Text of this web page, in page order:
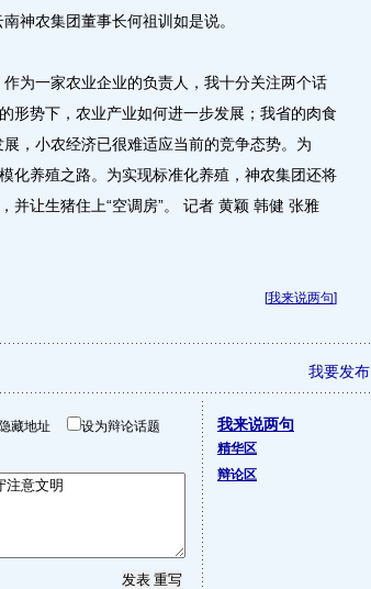
神农集团董事长何祖训如是说。
一家农业企业的负责人，我十分关注两个话
形势下，农业产业如何进一步发展；我省的肉食
，小农经济已很难适应当前的竞争态势。为
化养殖之路。为实现标准化养殖，神农集团还将
并让生猪住上“空调房”。 记者 黄颖 韩健 张雅
[我来说两句]
我要发布
藏地址 设为辩论话题 我来说两句
精华区
辩论区